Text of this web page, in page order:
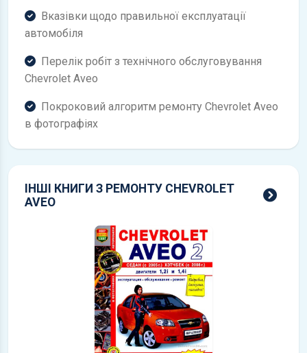
Вказівки щодо правильної експлуатації
автомобіля
Перелік робіт з технічного обслуговування
Chevrolet Aveo
Покроковий алгоритм ремонту Chevrolet Aveo
в фотографіях
ІНШІ КНИГИ З РЕМОНТУ CHEVROLET
AVEO